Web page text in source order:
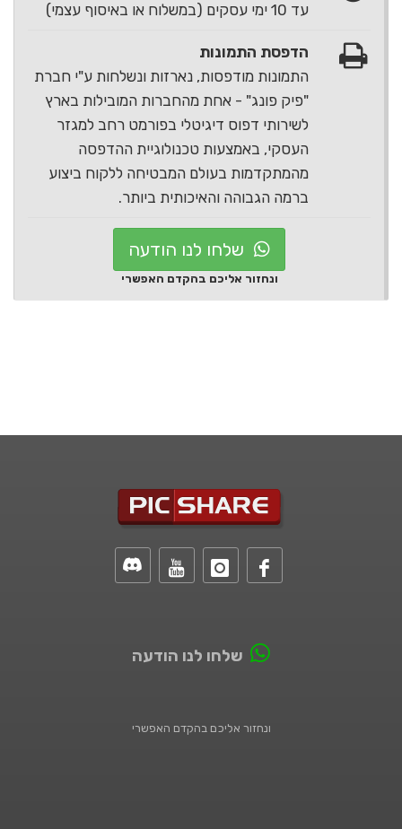
עד 10 ימי עסקים (במשלוח או באיסוף עצמי)
הדפסת התמונות
התמונות מודפסות, נארזות ונשלחות ע"י חברת
"פיק פונג" - אחת מהחברות המובילות בארץ
לשירותי דפוס דיגיטלי בפורמט רחב למגזר
העסקי, באמצעות טכנולוגיית ההדפסה
מהמתקדמות בעולם המבטיחה ללקוח ביצוע
ברמה הגבוהה והאיכותית ביותר.
שלחו לנו הודעה
ונחזור אליכם בהקדם האפשרי
שלחו לנו הודעה
ונחזור אליכם בהקדם האפשרי